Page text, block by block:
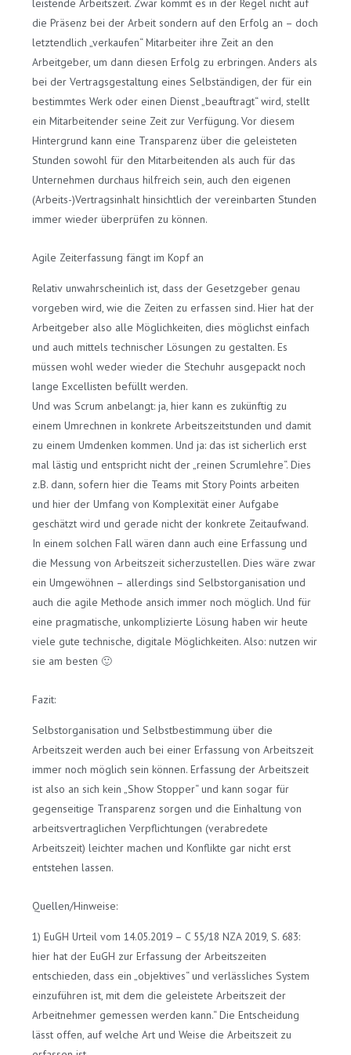
leistende Arbeitszeit. Zwar kommt es in der Regel nicht auf
die Präsenz bei der Arbeit sondern auf den Erfolg an – doch
letztendlich „verkaufen“ Mitarbeiter ihre Zeit an den
Arbeitgeber, um dann diesen Erfolg zu erbringen. Anders als
bei der Vertragsgestaltung eines Selbständigen, der für ein
bestimmtes Werk oder einen Dienst „beauftragt“ wird, stellt
ein Mitarbeitender seine Zeit zur Verfügung. Vor diesem
Hintergrund kann eine Transparenz über die geleisteten
Stunden sowohl für den Mitarbeitenden als auch für das
Unternehmen durchaus hilfreich sein, auch den eigenen
(Arbeits-)Vertragsinhalt hinsichtlich der vereinbarten Stunden
immer wieder überprüfen zu können.
Agile Zeiterfassung fängt im Kopf an
Relativ unwahrscheinlich ist, dass der Gesetzgeber genau
vorgeben wird, wie die Zeiten zu erfassen sind. Hier hat der
Arbeitgeber also alle Möglichkeiten, dies möglichst einfach
und auch mittels technischer Lösungen zu gestalten. Es
müssen wohl weder wieder die Stechuhr ausgepackt noch
lange Excellisten befüllt werden.
Und was Scrum anbelangt: ja, hier kann es zukünftig zu
einem Umrechnen in konkrete Arbeitszeitstunden und damit
zu einem Umdenken kommen. Und ja: das ist sicherlich erst
mal lästig und entspricht nicht der „reinen Scrumlehre“. Dies
z.B. dann, sofern hier die Teams mit Story Points arbeiten
und hier der Umfang von Komplexität einer Aufgabe
geschätzt wird und gerade nicht der konkrete Zeitaufwand.
In einem solchen Fall wären dann auch eine Erfassung und
die Messung von Arbeitszeit sicherzustellen. Dies wäre zwar
ein Umgewöhnen – allerdings sind Selbstorganisation und
auch die agile Methode ansich immer noch möglich. Und für
eine pragmatische, unkomplizierte Lösung haben wir heute
viele gute technische, digitale Möglichkeiten. Also: nutzen wir
sie am besten 🙂
Fazit:
Selbstorganisation und Selbstbestimmung über die
Arbeitszeit werden auch bei einer Erfassung von Arbeitszeit
immer noch möglich sein können. Erfassung der Arbeitszeit
ist also an sich kein „Show Stopper“ und kann sogar für
gegenseitige Transparenz sorgen und die Einhaltung von
arbeitsvertraglichen Verpflichtungen (verabredete
Arbeitszeit) leichter machen und Konflikte gar nicht erst
entstehen lassen.
Quellen/Hinweise:
1) EuGH Urteil vom 14.05.2019 – C 55/18 NZA 2019, S. 683:
hier hat der EuGH zur Erfassung der Arbeitszeiten
entschieden, dass ein „objektives“ und verlässliches System
einzuführen ist, mit dem die geleistete Arbeitszeit der
Arbeitnehmer gemessen werden kann.“ Die Entscheidung
lässt offen, auf welche Art und Weise die Arbeitszeit zu